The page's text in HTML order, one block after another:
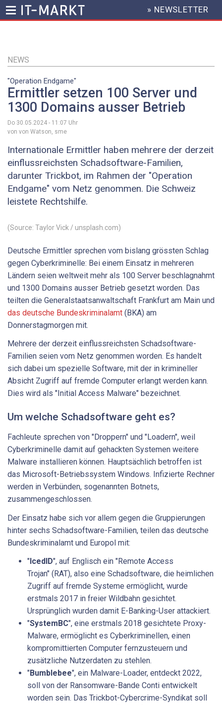
Inhalt
HEADER
MENU
» NEWSLETTER
NEWS
"Operation Endgame"
Ermittler setzen 100 Server und
1300 Domains ausser Betrieb
Do 30.05.2024 - 11:07 Uhr
von von Watson, sme
Internationale Ermittler haben mehrere der derzeit
einflussreichsten Schadsoftware-Familien,
darunter Trickbot, im Rahmen der "Operation
Endgame" vom Netz genommen. Die Schweiz
leistete Rechtshilfe.
(Source: Taylor Vick / unsplash.com)
Deutsche Ermittler sprechen vom bislang grössten Schlag
gegen Cyberkriminelle: Bei einem Einsatz in mehreren
Ländern seien weltweit mehr als 100 Server beschlagnahmt
und 1300 Domains ausser Betrieb gesetzt worden. Das
teilten die Generalstaatsanwaltschaft Frankfurt am Main und
das deutsche Bundeskriminalamt (BKA) am
Donnerstagmorgen mit.
Mehrere der derzeit einflussreichsten Schadsoftware-
Familien seien vom Netz genommen worden. Es handelt
sich dabei um spezielle Software, mit der in krimineller
Absicht Zugriff auf fremde Computer erlangt werden kann.
Dies wird als "Initial Access Malware" bezeichnet.
Um welche Schadsoftware geht es?
Fachleute sprechen von "Droppern" und "Loadern", weil
Cyberkriminelle damit auf gehackten Systemen weitere
Malware installieren können. Hauptsächlich betroffen ist
das Microsoft-Betriebssystem Windows. Infizierte Rechner
werden in Verbünden, sogenannten Botnets,
zusammengeschlossen.
Der Einsatz habe sich vor allem gegen die Gruppierungen
hinter sechs Schadsoftware-Familien, teilen das deutsche
Bundeskriminalamt und Europol mit:
"IcedID", auf Englisch ein "Remote Access
Trojan" (RAT), also eine Schadsoftware, die heimlichen
Zugriff auf fremde Systeme ermöglicht, wurde
erstmals 2017 in freier Wildbahn gesichtet.
Ursprünglich wurden damit E-Banking-User attackiert.
"SystemBC", eine erstmals 2018 gesichtete Proxy-
Malware, ermöglicht es Cyberkriminellen, einen
kompromittierten Computer fernzusteuern und
zusätzliche Nutzerdaten zu stehlen.
"Bumblebee", ein Malware-Loader, entdeckt 2022,
soll von der Ransomware-Bande Conti entwickelt
worden sein. Das Trickbot-Cybercrime-Syndikat soll